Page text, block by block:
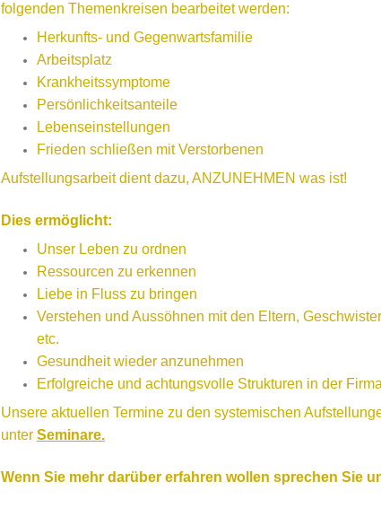
folgenden Themenkreisen bearbeitet werden:
Herkunfts- und Gegenwartsfamilie
Arbeitsplatz
Krankheitssymptome
Persönlichkeitsanteile
Lebenseinstellungen
Frieden schließen mit Verstorbenen
Aufstellungsarbeit dient dazu, ANZUNEHMEN was ist!
Dies ermöglicht:
Unser Leben zu ordnen
Ressourcen zu erkennen
Liebe in Fluss zu bringen
Verstehen und Aussöhnen mit den Eltern,
etc.
Gesundheit wieder anzunehmen
Erfolgreiche und achtungsvolle Strukturen in der
Unsere aktuellen Termine zu den systemischen
unter Seminare.
Wenn Sie mehr darüber erfahren wollen sprechen Sie